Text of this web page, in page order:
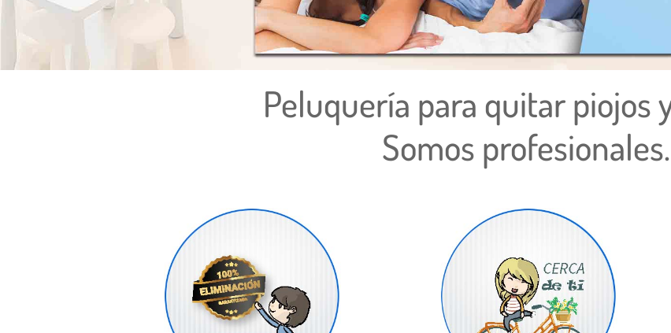
Peluquería para quitar piojos
Somos profesionales.